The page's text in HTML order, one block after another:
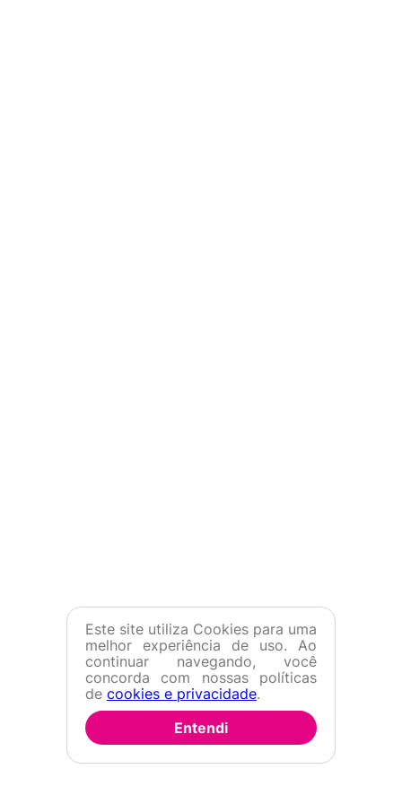
Este site utiliza Cookies para uma
melhor experiência de uso. Ao
continuar navegando, você
concorda com nossas políticas
de cookies e privacidade.
Entendi